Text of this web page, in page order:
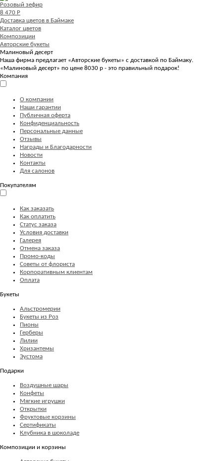
Розовый зефир
8 470 Р
Доставка цветов в Баймаке
Каталог цветов
Композиции
Авторские букеты
Малиновый десерт
Наша фирма предлагает «Авторские букеты» с доставкой по Баймаку.
«Малиновый десерт» по цене 8030 р - это правильный подарок!
Компания
О компании
Наши гарантии
Публичная оферта
Конфиденциальность
Персональные данные
Отзывы
Награды и Благодарности
Новости
Контакты
Для салонов
Покупателям
Как заказать
Как оплатить
Статус заказа
Условия доставки
Галерея
Отмена заказа
Промо-коды
Советы от флориста
Корпоративным клиентам
Оплата
Букеты
Альстромерии
Букеты из Роз
Пионы
Герберы
Лилии
Хризантемы
Эустома
Подарки
Воздушные шары
Конфеты
Мягкие игрушки
Открытки
Фруктовые корзины
Сертификаты
Клубника в шоколаде
Композиции и корзины